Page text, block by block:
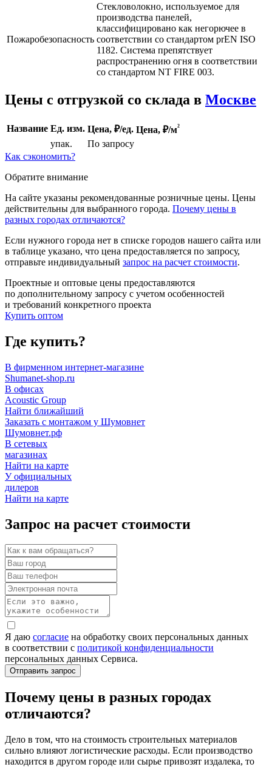
Пожаробезопасность
Cтекловолокно, используемое для
производства панелей,
классифицировано как негорючее в
соответствии со стандартом prEN ISO
1182. Система препятствует
распространению огня в соответствии
со стандартом NT FIRE 003.
Цены с отгрузкой со склада в Москве
Название Ед. изм. Цена, ₽/ед. Цена, ₽/м²
упак.
По запросу
Как сэкономить?
Обратите внимание
На сайте указаны рекомендованные розничные цены. Цены
действительны для выбранного города. Почему цены в
разных городах отличаются?
Если нужного города нет в списке городов нашего сайта или
в таблице указано, что цена предоставляется по запросу,
отправьте индивидуальный запрос на расчет стоимости.
Проектные и оптовые цены предоставляются
по дополнительному запросу с учетом особенностей
и требований конкретного проекта
Купить оптом
Где купить?
В фирменном интернет-магазине
Shumanet-shop.ru
В офисах
Acoustic Group
Найти ближайший
Заказать с монтажом у Шумовнет
Шумовнет.рф
В сетевых
магазинах
Найти на карте
У официальных
дилеров
Найти на карте
Запрос на расчет стоимости
Я даю согласие на обработку своих персональных данных
в соответствии с политикой конфиденциальности
персональных данных Сервиса.
Почему цены в разных городах
отличаются?
Дело в том, что на стоимость строительных материалов
сильно влияют логистические расходы. Если производство
находится в другом городе или сырье привозят издалека, то